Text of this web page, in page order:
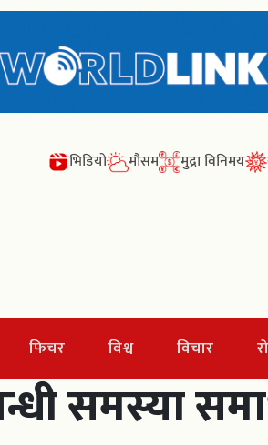
भिडियो मौसम मुद्रा विनिमय
फिचर विश्व विचार
समस्या